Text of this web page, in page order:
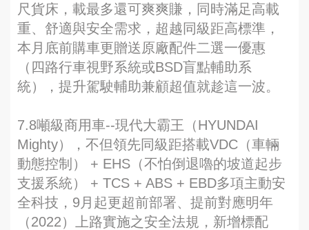
尺貨床，載最多還可爽爽賺，同時滿足高載
重、舒適與安全需求，超越同級距高標準，
本月底前購車更贈送原廠配件二選一優惠
（四路行車視野系統或BSD盲點輔助系
統），提升駕駛輔助兼顧超值就趁這一波。
7.8噸級商用車--現代大霸王（HYUNDAI
Mighty），不但領先同級距搭載VDC（車輛
動態控制） + EHS（不怕倒退嚕的坡道起步
支援系統） + TCS + ABS + EBD多項主動安
全科技，9月起更超前部署、提前對應明年
（2022）上路實施之安全法規，新增標配